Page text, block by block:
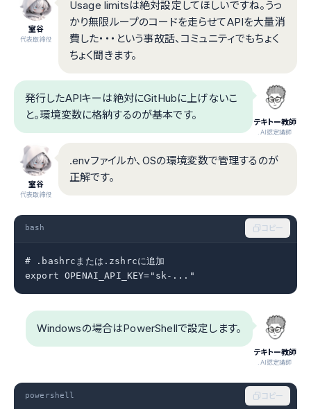
室谷
代表取締役
Usage limitsは絶対設定してほしいですね。うっ
かり無限ループのコードを走らせてAPIを大量消
費した・・・という事故話、コミュニティでもちょく
ちょく聞きます。
テキトー教師
.AI認定講師
発行したAPIキーは絶対にGitHubに上げないこ
と。環境変数に格納するのが基本です。
室谷
代表取締役
.envファイルか、OSの環境変数で管理するのが
正解です。
bash コピー
# .bashrcまたは.zshrcに追加
export OPENAI_API_KEY="sk-..."
テキトー教師
.AI認定講師
Windowsの場合はPowerShellで設定します。
powershell コピー